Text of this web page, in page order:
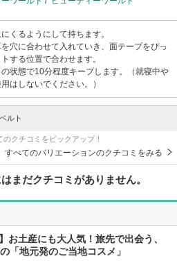
くるようにして持ちます。
穴に合わせて入れていき、面テープをぴっ
する位置で合わせます。
状態で10分程度キープします。（就寝中や
はしないでください。）
ルト
クチコミをピックアップ！
すべてのバリエーションのクチコミをみる
まだクチコミがありません。
お土産にも大人気！旅先で出会う、
「地元発のご当地コスメ」